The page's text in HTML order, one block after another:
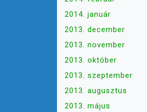
2014. január
2013. december
2013. november
2013. október
2013. szeptember
2013. augusztus
2013. május